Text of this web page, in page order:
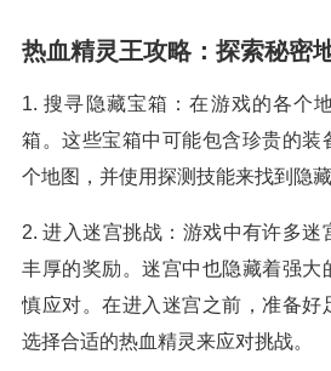
热血精灵王攻略：探索秘密
1. 搜寻隐藏宝箱：在游戏的各个
箱。这些宝箱中可能包含珍贵的装
个地图，并使用探测技能来找到隐藏
2. 进入迷宫挑战：游戏中有许多迷
丰厚的奖励。迷宫中也隐藏着强大
慎应对。在进入迷宫之前，准备好
选择合适的热血精灵来应对挑战。